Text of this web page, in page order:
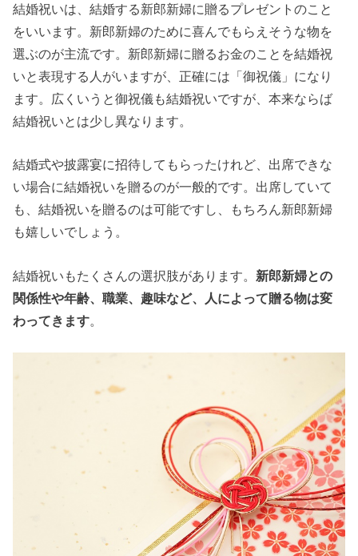
結婚祝いは、結婚する新郎新婦に贈るプレゼントのこと
をいいます。新郎新婦のために喜んでもらえそうな物を
選ぶのが主流です。新郎新婦に贈るお金のことを結婚祝
いと表現する人がいますが、正確には「御祝儀」になり
ます。広くいうと御祝儀も結婚祝いですが、本来ならば
結婚祝いとは少し異なります。
結婚式や披露宴に招待してもらったけれど、出席できな
い場合に結婚祝いを贈るのが一般的です。出席していて
も、結婚祝いを贈るのは可能ですし、もちろん新郎新婦
も嬉しいでしょう。
結婚祝いもたくさんの選択肢があります。 新郎新婦との
関係性や年齢、職業、趣味など、人によって贈る物は変
わってきます